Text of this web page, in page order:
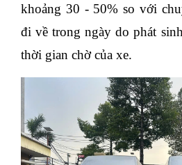
khoảng 30 - 50% so với
đi về trong ngày do phát
thời gian chờ của xe.